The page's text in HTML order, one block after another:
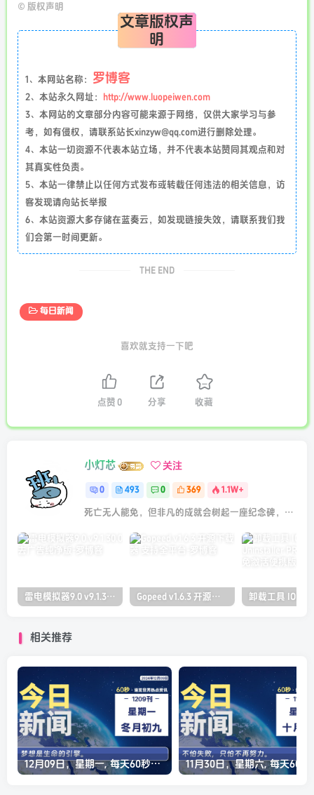
© 版权声明
文章版权声
明
1、本网站名称： 罗博客
2、本站永久网址：
http://www.luopeiwen.com
3、本网站的文章部分内容可能来源于网络，仅供大家学习与参
考，如有侵权，请联系站长xinzyw@qq.com进行删除处理。
4、本站一切资源不代表本站立场，并不代表本站赞同其观点和对
其真实性负责。
5、本站一律禁止以任何方式发布或转载任何违法的相关信息，访
客发现请向站长举报
6、本站资源大多存储在蓝奏云，如发现链接失效，请联系我们我
们会第一时间更新。
THE END
每日新闻
喜欢就支持一下吧
点赞 0 分享 收藏
小灯芯 关注
0 493 0 369 1.1W+
死亡无人能免，但非凡的成就会树起一座纪念碑，它将一直立到太阳冷却之时
雷电模拟器9.0 v9.1.30.0 去广告纯净版 Gopeed v1.6.3 开源下载器 支持全平台
相关推荐
12月09日，星期一, 每天60秒读懂全世界！